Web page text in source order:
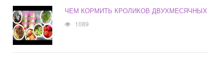
ЧЕМ КОРМИТЬ КРОЛИКОВ ДВУХМЕСЯЧНЫХ
1089